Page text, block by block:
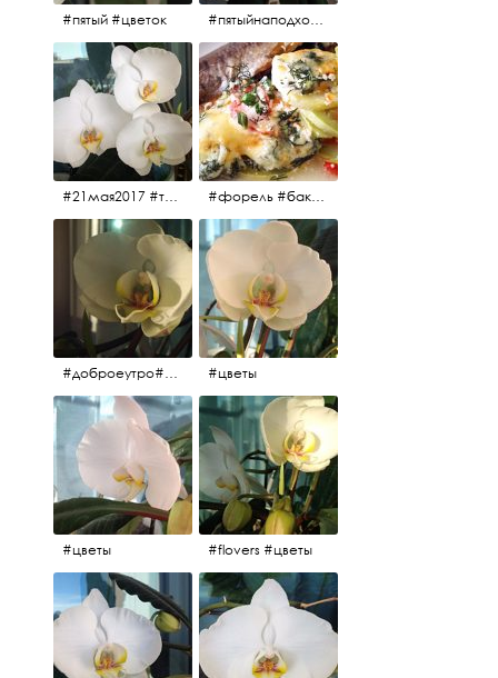
#пятый #цветок #пятыйнаподходе# цветы #весна2017
#21мая2017 #трио #цветы #форель #баклажаны #помидоры #завтрак
#доброеутро#май#солнце#цветы #майсолнцецветы #цветы
#цветы #flovers #цветы